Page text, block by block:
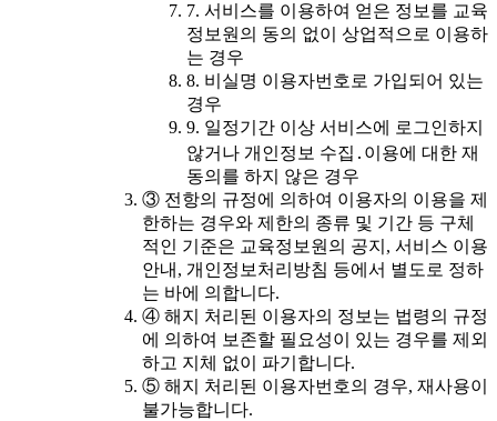
7. 서비스를 이용하여 얻은 정보를 교육
정보원의 동의 없이 상업적으로 이용하
는 경우
8. 비실명 이용자번호로 가입되어 있는
경우
9. 일정기간 이상 서비스에 로그인하지
않거나 개인정보 수집․이용에 대한 재
동의를 하지 않은 경우
③ 전항의 규정에 의하여 이용자의 이용을 제
한하는 경우와 제한의 종류 및 기간 등 구체
적인 기준은 교육정보원의 공지, 서비스 이용
안내, 개인정보처리방침 등에서 별도로 정하
는 바에 의합니다.
④ 해지 처리된 이용자의 정보는 법령의 규정
에 의하여 보존할 필요성이 있는 경우를 제외
하고 지체 없이 파기합니다.
⑤ 해지 처리된 이용자번호의 경우, 재사용이
불가능합니다.